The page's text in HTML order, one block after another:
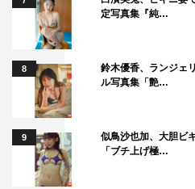
定写真集『純…
8
鈴木優香、ランジェ
ル写真集「艶…
9
似鳥沙也加、大胆ビ
「ブチ上げ極…